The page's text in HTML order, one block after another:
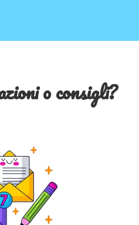
o consigli?